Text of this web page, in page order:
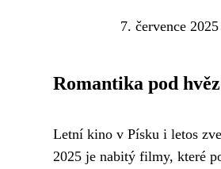
7. července 2025
Romantika pod
Letní kino v Písku i letos
2025 je nabitý filmy, které